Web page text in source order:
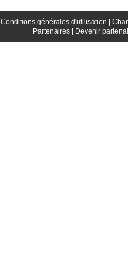
Conditions générales d'utilisation |
Partenaires |
Devenir